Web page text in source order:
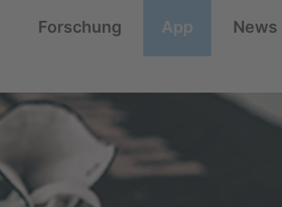
Forschung App News